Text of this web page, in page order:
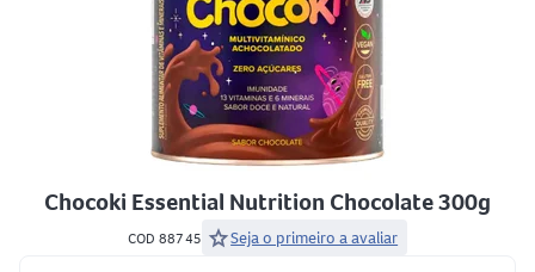
Chocoki Essential Nutrition Chocolate 300g
COD 88745 starSeja o primeiro a avaliar